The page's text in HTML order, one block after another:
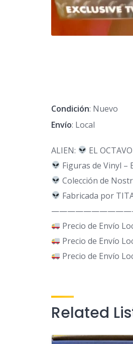
Condición: Nuevo
Envío: Local
ALIEN:
EL
Figuras de Vinyl –
Colección de
Fabricada por
Precio de Envío
Precio de Envío
Precio de Envío
Related